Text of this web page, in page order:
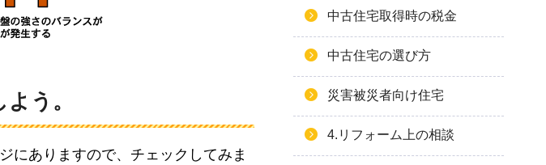
う。
にありますので、チェックしてみま
中古住宅取得時の税金
中古住宅の選び方
災害被災者向け住宅
4.リフォーム上の相談